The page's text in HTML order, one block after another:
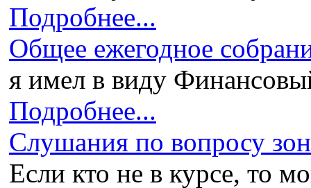
Подробнее...
Общее ежегодное
я имел в виду
Подробнее...
Слушания по вопросу
Если кто не в курсе, то